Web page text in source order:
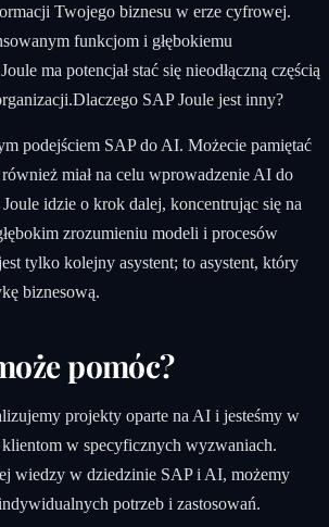
Twojego biznesu w erze cyfrowej.
funkcjom i głębokiemu
ma potencjał stać się nieodłączną częścią
SAP Joule jest inny?
podejściem SAP do AI. Możecie pamiętać
miał na celu wprowadzenie AI do
idzie o krok dalej, koncentrując się na
zrozumieniu modeli i procesów
tylko kolejny asystent; to asystent, który
biznesową.
pomóc?
projekty oparte na AI i jesteśmy w
klientom w specyficznych wyzwaniach.
wiedzy w dziedzinie SAP i AI, możemy
potrzeb i zastosowań.